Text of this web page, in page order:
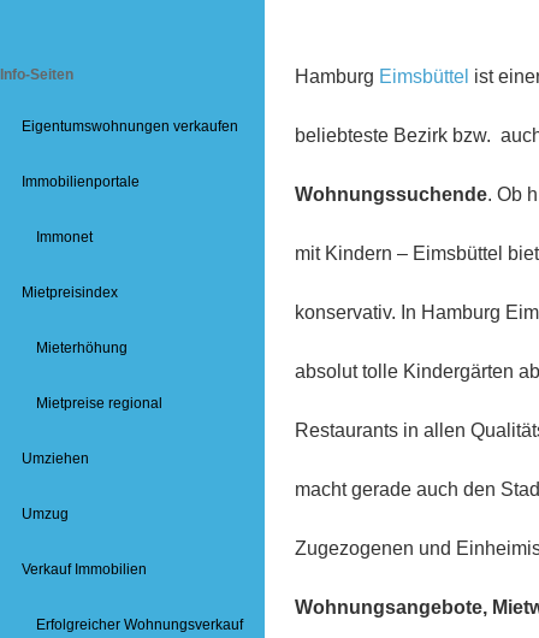
Info-Seiten
Eigentumswohnungen verkaufen
Immobilienportale
Immonet
Mietpreisindex
Mieterhöhung
Mietpreise regional
Umziehen
Umzug
Verkauf Immobilien
Erfolgreicher Wohnungsverkauf
Hamburg Eimsbüttel ist
beliebteste Bezirk bzw.
Wohnungssuchende. Ob
mit Kindern – Eimsbüttel
konservativ. In Hamburg
absolut tolle Kindergärten
Restaurants in allen
macht gerade auch den
Zugezogenen und
Wohnungsangebote,